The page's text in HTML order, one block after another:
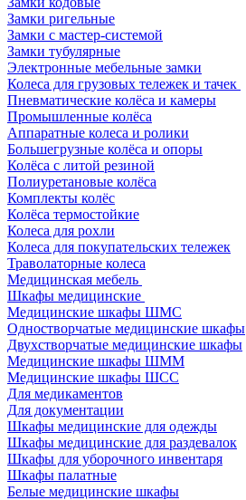
Замки ригельные
Замки с мастер-системой
Замки тубулярные
Электронные мебельные замки
Колеса для грузовых тележек и тачек
Пневматические колёса и камеры
Промышленные колёса
Аппаратные колеса и ролики
Большегрузные колёса и опоры
Колёса с литой резиной
Полиуретановые колёса
Комплекты колёс
Колёса термостойкие
Колеса для рохли
Колеса для покупательских тележек
Траволаторные колеса
Медицинская мебель
Шкафы медицинские
Медицинские шкафы ШМС
Одностворчатые медицинские шкафы
Двухстворчатые медицинские шкафы
Медицинские шкафы ШММ
Медицинские шкафы ШСС
Для медикаментов
Для документации
Шкафы медицинские для одежды
Шкафы медицинские для раздевалок
Шкафы для уборочного инвентаря
Шкафы палатные
Белые медицинские шкафы